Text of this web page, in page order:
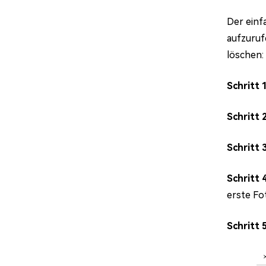
Der
löschen:
Schritt
Schritt
Schritt
Schritt
erste
Schritt